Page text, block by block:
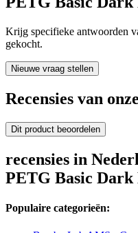
Krijg specifieke antwoorden
gekocht.
Nieuwe vraag stellen
Recensies van
Dit product beoordelen
recensies in
PETG Basic Dark
Populaire categorieën: